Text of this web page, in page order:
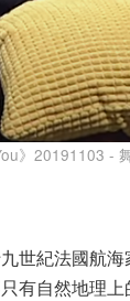
》20191103 -
世紀法國航
有自然地理